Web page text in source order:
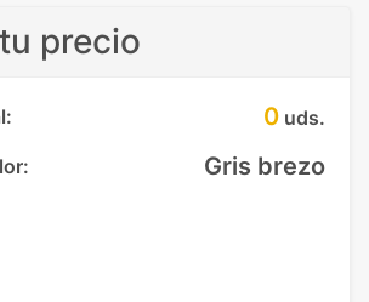
precio
0 uds.
Gris brezo